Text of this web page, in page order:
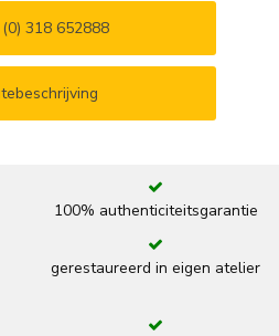
318 652888
100% authenticiteitsgarantie
gerestaureerd in eigen atelier